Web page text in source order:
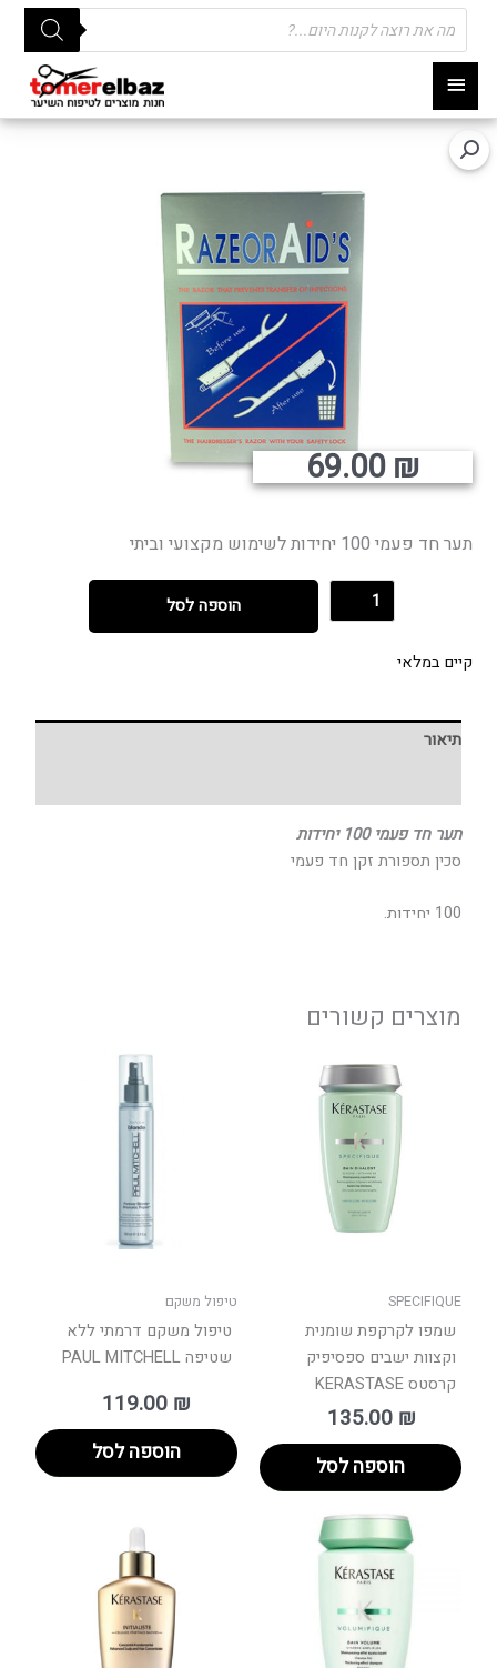
תפריט
ראשי
Products
search
תער חד פעמי 100 יחידות לשימוש מקצועי וביתי
69.00₪
הוספה לסל
קיים במלאי
תיאור
תער חד פעמי 100 יחידות
סכין תספורת זקן חד פעמי
100 יחידות.
מוצרים קשורים
SPECIFIQUE
שמפו לקרקפת שומנית
וקצוות ישבים ספסיפיק
קרסטס KERASTASE
135.00 ₪
הוספה לסל
טיפול משקם
טיפול משקם דרמתי ללא
שטיפה PAUL MITCHELL
119.00 ₪
הוספה לסל